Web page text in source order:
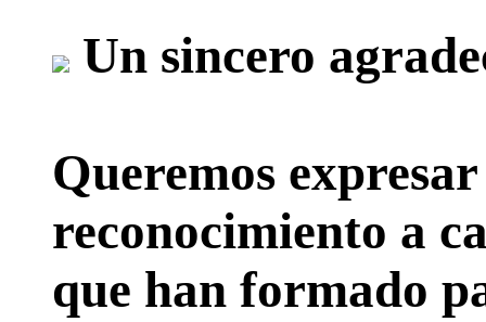
Un sincero
Queremos
reconocimiento a
que han formado